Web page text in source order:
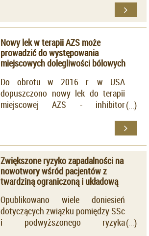
etiologii. W jego przebiegu
dochodzi do rozwoju zmian
zapalnych (ropnie, przetoki), a w
późniejszym etapie także do
powstania blizn i deformacji tkanek.
Nowy lek w terapii AZS może
prowadzić do występowania
miejscowych dolegliwości bólowych
Do obrotu w 2016 r. w USA
dopuszczono nowy lek do terapii
miejscowej AZS - inhibitor
który uzyskał rejestrację do
stosowania u dzieci po 2. roku życia
z łagodną do umiarkowanej
postacią̨ AZS. Ze stosowaniem
kremu zawierającego wyżej
wymienioną substancję aktywną
mogą się wiązać dolegliwości
bólowe w miejscu aplikacji.
Zwiększone ryzyko zapadalności na
nowotwory wśród pacjentów z
twardziną ograniczoną i układową
Opublikowano wiele doniesień
dotyczących związku pomiędzy SSc
i podwyższonego ryzyka